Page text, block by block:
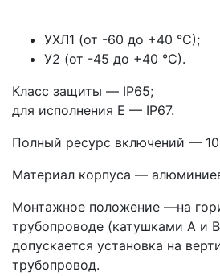
УХЛ1 (от -60 до +40 °С);
У2 (от -45 до +40 °С).
Класс защиты — IP65;
для исполнения Е — IP67.
Полный ресурс включений —
Материал корпуса —
Монтажное положение —на
трубопроводе (катушками А и
допускается установка на
трубопровод.